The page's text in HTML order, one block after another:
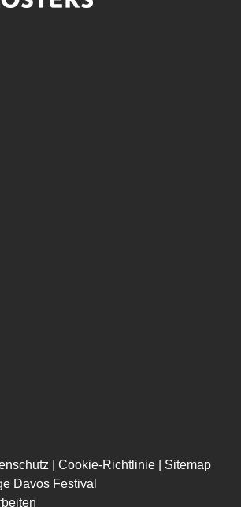
Cookie-Richtlinie
Sitemap
Davos Festival